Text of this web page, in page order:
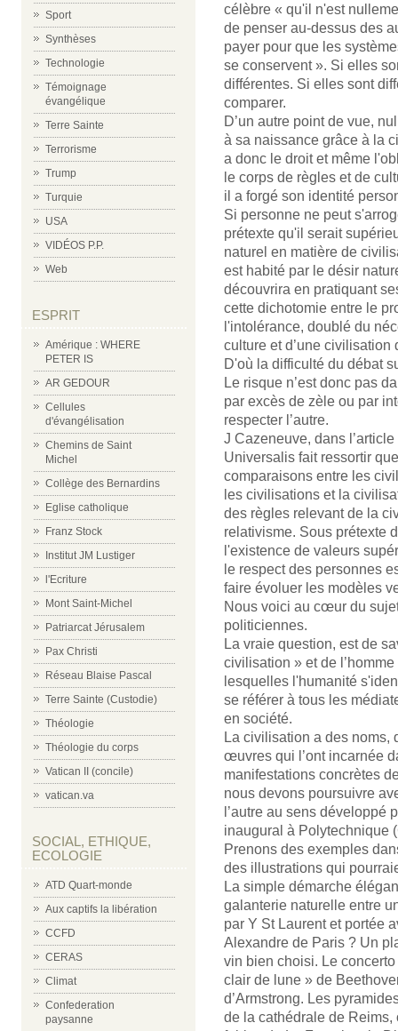
Sport
Synthèses
Technologie
Témoignage
évangélique
Terre Sainte
Terrorisme
Trump
Turquie
USA
VIDÉOS P.P.
Web
ESPRIT
Amérique : WHERE
PETER IS
AR GEDOUR
Cellules
d'évangélisation
Chemins de Saint
Michel
Collège des Bernardins
Eglise catholique
Franz Stock
Institut JM Lustiger
l'Ecriture
Mont Saint-Michel
Patriarcat Jérusalem
Pax Christi
Réseau Blaise Pascal
Terre Sainte (Custodie)
Théologie
Théologie du corps
Vatican II (concile)
vatican.va
SOCIAL, ETHIQUE,
ECOLOGIE
ATD Quart-monde
Aux captifs la libération
CCFD
CERAS
Climat
Confederation
paysanne
célèbre « qu'il n'est
de penser au-dessus des
payer pour que les
se conservent ». Si elles
différentes. Si elles sont
comparer.
D’un autre point de vue,
à sa naissance grâce à la
a donc le droit et même
le corps de règles et de
il a forgé son identité
Si personne ne peut
prétexte qu'il serait
naturel en matière de
est habité par le désir
découvrira en pratiquant
cette dichotomie entre le
l'intolérance, doublé du
culture et d’une
D'où la difficulté du débat
Le risque n’est donc pas
par excès de zèle ou par
respecter l’autre.
J Cazeneuve, dans
Universalis fait ressortir
comparaisons entre les
les civilisations et la
des règles relevant de la
relativisme. Sous prétexte
l'existence de valeurs
le respect des personnes
faire évoluer les modèles
Nous voici au cœur du
politiciennes.
La vraie question, est de
civilisation » et de
lesquelles l'humanité
se référer à tous les
en société.
La civilisation a des noms,
œuvres qui l’ont incarnée
manifestations concrètes
nous devons poursuivre
l’autre au sens développé
inaugural à Polytechnique
Prenons des exemples
des illustrations qui
La simple démarche
galanterie naturelle entre
par Y St Laurent et portée
Alexandre de Paris ? Un
vin bien choisi. Le
clair de lune » de
d’Armstrong. Les
de la cathédrale de